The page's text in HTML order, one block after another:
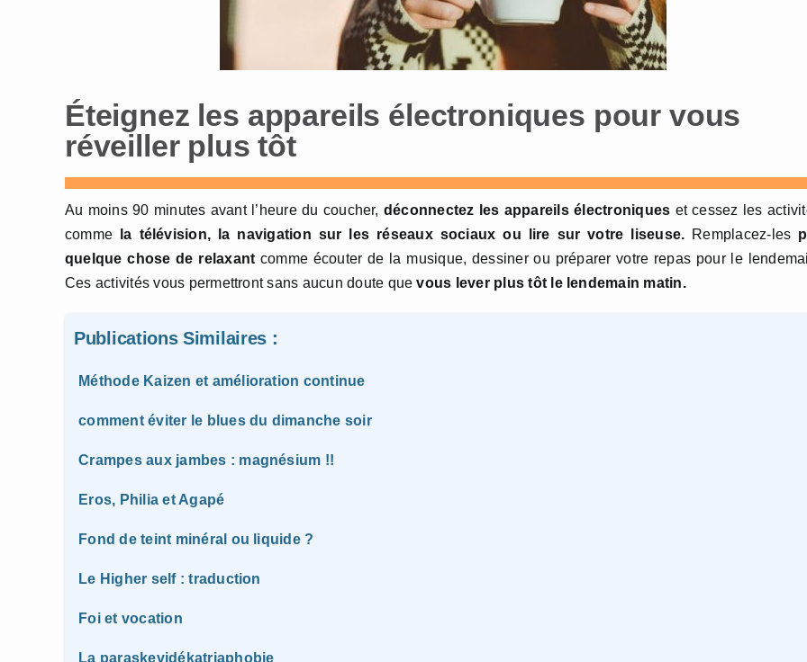
Éteignez les appareils électroniques pour vous
réveiller plus tôt
Au moins 90 minutes avant l’heure du coucher, déconnectez les appareils électroniques et cessez les
comme la télévision, la navigation sur les réseaux sociaux ou lire sur votre liseuse. Remplacez-les p
quelque chose de relaxant comme écouter de la musique, dessiner ou préparer votre repas pour le
Ces activités vous permettront sans aucun doute quevous lever plus tôt le lendemain matin.
Publications Similaires :
Méthode Kaizen et amélioration continue
comment éviter le blues du dimanche soir
Crampes aux jambes : magnésium !!
Eros, Philia et Agapé
Fond de teint minéral ou liquide ?
Le Higher self : traduction
Foi et vocation
La paraskevidékatriaphobie